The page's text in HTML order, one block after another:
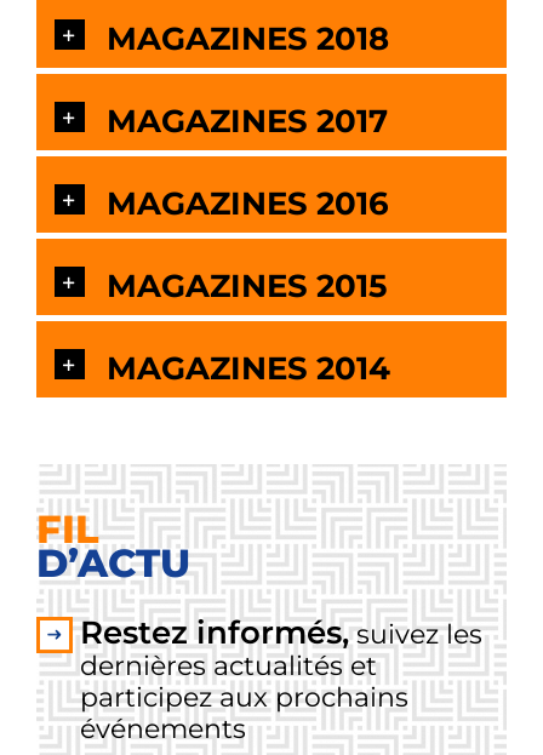
MAGAZINES 2018
MAGAZINES 2017
MAGAZINES 2016
MAGAZINES 2015
MAGAZINES 2014
FIL
D’ACTU
Restez informés,suivez les
dernières actualités et
participez aux prochains
événements